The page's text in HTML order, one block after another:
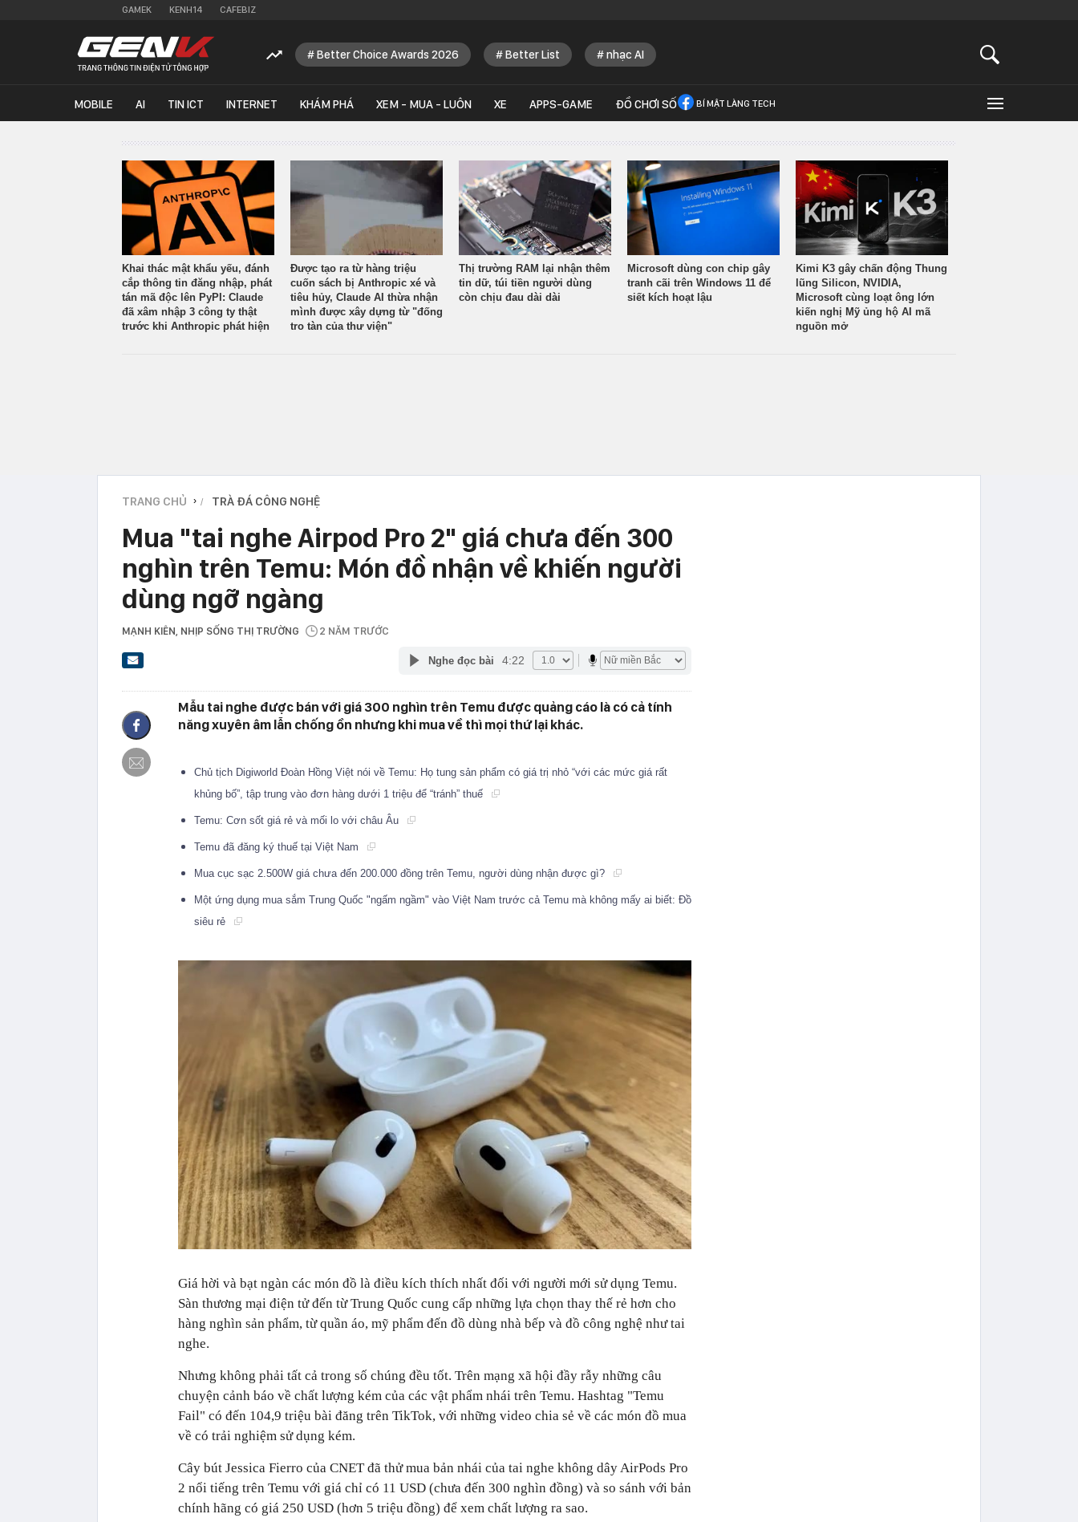
GAMEK KENH14 CAFEBIZ
Better Choice Awards 2026 Better List nhạc AI
MOBILE AI TIN ICT INTERNET KHÁM PHÁ XEM - MUA - LUÔN XE APPS-GAME ĐỒ CHƠI SỐ BÍ MẬT LÀNG TECH
Khai thác mật khẩu yếu, đánh
cắp thông tin đăng nhập, phát
tán mã độc lên PyPI: Claude
đã xâm nhập 3 công ty thật
trước khi Anthropic phát hiện
Được tạo ra từ hàng triệu
cuốn sách bị Anthropic xé và
tiêu hủy, Claude AI thừa nhận
mình được xây dựng từ "đống
tro tàn của thư viện"
Thị trường RAM lại nhận thêm
tin dữ, túi tiền người dùng
còn chịu đau dài dài
Microsoft dùng con chip gây
tranh cãi trên Windows 11 để
siết kích hoạt lậu
Kimi K3 gây chấn động Thung
lũng Silicon, NVIDIA,
Microsoft cùng loạt ông lớn
kiến nghị Mỹ ủng hộ AI mã
nguồn mở
TRANG CHỦ › TRÀ ĐÁ CÔNG NGHỆ
Mua "tai nghe Airpod Pro 2" giá chưa đến 300
nghìn trên Temu: Món đồ nhận về khiến người
dùng ngỡ ngàng
MẠNH KIÊN , NHỊP SỐNG THỊ TRƯỜNG 2 NĂM TRƯỚC
Nghe đọc bài 4:22
Mẫu tai nghe được bán với giá 300 nghìn trên Temu được quảng cáo là có cả tính
năng xuyên âm lẫn chống ồn nhưng khi mua về thì mọi thứ lại khác.
Chủ tịch Digiworld Đoàn Hồng Việt nói về Temu: Họ tung sản phẩm có giá trị nhỏ “với các mức giá rất
khủng bố”, tập trung vào đơn hàng dưới 1 triệu để “tránh” thuế
Temu: Cơn sốt giá rẻ và mối lo với châu Âu
Temu đã đăng ký thuế tại Việt Nam
Mua cục sạc 2.500W giá chưa đến 200.000 đồng trên Temu, người dùng nhận được gì?
Một ứng dụng mua sắm Trung Quốc "ngấm ngầm" vào Việt Nam trước cả Temu mà không mấy ai biết: Đồ
siêu rẻ
Giá hời và bạt ngàn các món đồ là điều kích thích nhất đối với người mới sử dụng Temu.
Sàn thương mại điện tử đến từ Trung Quốc cung cấp những lựa chọn thay thế rẻ hơn cho
hàng nghìn sản phẩm, từ quần áo, mỹ phẩm đến đồ dùng nhà bếp và đồ công nghệ như tai
nghe.
Nhưng không phải tất cả trong số chúng đều tốt. Trên mạng xã hội đầy rẫy những câu
chuyện cảnh báo về chất lượng kém của các vật phẩm nhái trên Temu. Hashtag "Temu
Fail" có đến 104,9 triệu bài đăng trên TikTok, với những video chia sẻ về các món đồ mua
về có trải nghiệm sử dụng kém.
Cây bút Jessica Fierro của CNET đã thử mua bản nhái của tai nghe không dây AirPods Pro
2 nổi tiếng trên Temu với giá chỉ có 11 USD (chưa đến 300 nghìn đồng) và so sánh với bản
chính hãng có giá 250 USD (hơn 5 triệu đồng) để xem chất lượng ra sao.